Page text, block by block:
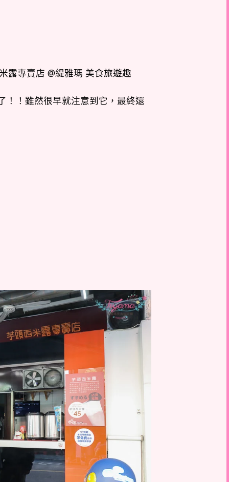
！！雖然很早就注意到它，最終還